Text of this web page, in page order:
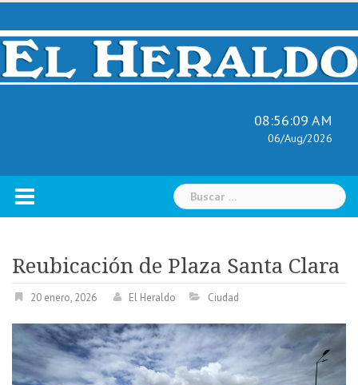
Skip
content
08:56:10 AM
06/Aug/2026
Buscar:
Reubicación de Plaza Santa Clara
20 enero, 2026 El Heraldo Ciudad